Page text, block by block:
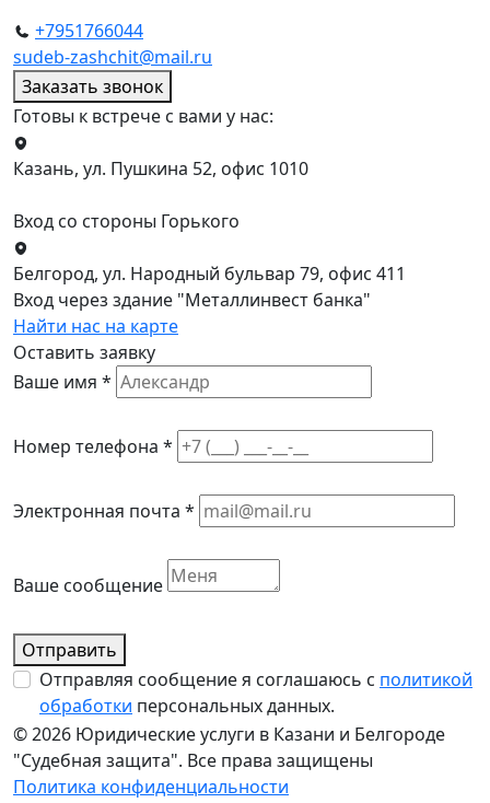
+7951766044
sudeb-zashchit@mail.ru
Заказать звонок
Готовы к встрече с вами у нас:
Казань, ул. Пушкина 52, офис 1010
Вход со стороны Горького
Белгород, ул. Народный бульвар 79, офис 411
Вход через здание "Металлинвест банка"
Найти нас на карте
Оставить заявку
Ваше имя *
Номер телефона *
Электронная почта *
Ваше сообщение
Отправить
Отправляя сообщение я соглашаюсь с политикой
обработки персональных данных.
© 2026 Юридические услуги в Казани и Белгороде
"Судебная защита". Все права защищены
Политика конфиденциальности